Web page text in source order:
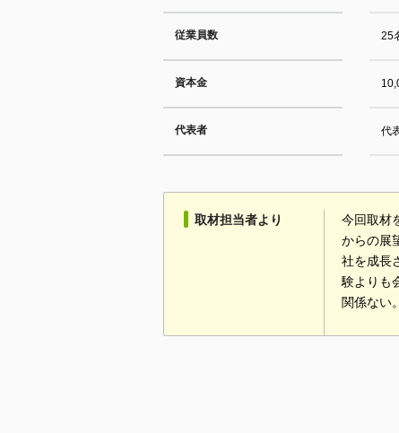
従業員数 25
資本金
代表者 代
取材担当者より
今回取材
からの展
社を成長
験よりも
関係ない